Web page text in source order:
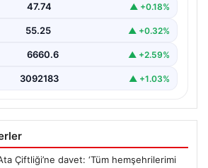
güvenli bir biçimde iletişim
47.74 ▲ +0.18%
55.25 ▲ +0.32%
6660.6 ▲ +2.59%
3092183 ▲ +1.03%
Çiftliği’ne davet: ‘Tüm hemşehrilerimi